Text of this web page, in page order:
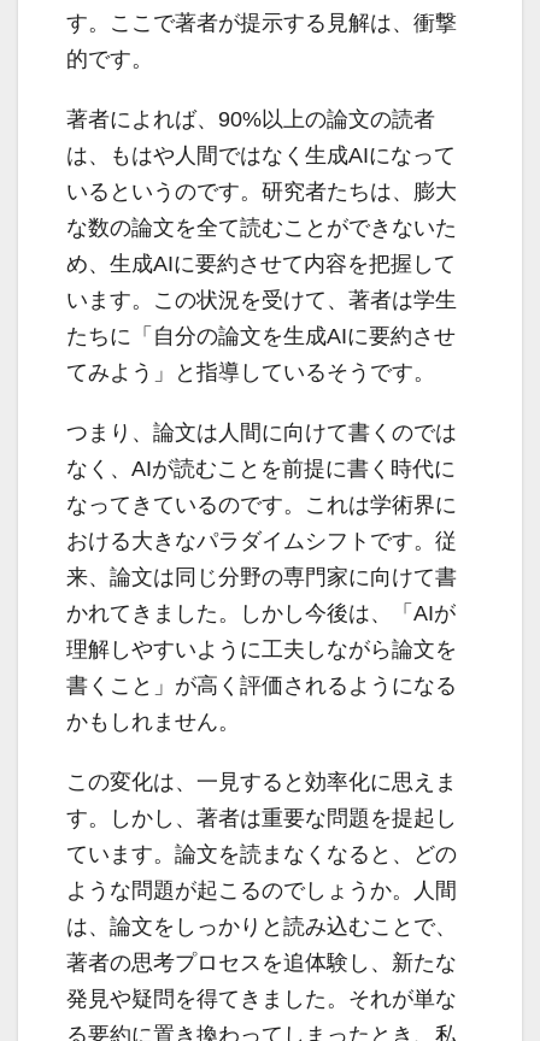
す。ここで著者が提示する見解は、衝撃
的です。
著者によれば、90%以上の論文の読者
は、もはや人間ではなく生成AIになって
いるというのです。研究者たちは、膨大
な数の論文を全て読むことができないた
め、生成AIに要約させて内容を把握して
います。この状況を受けて、著者は学生
たちに「自分の論文を生成AIに要約させ
てみよう」と指導しているそうです。
つまり、論文は人間に向けて書くのでは
なく、AIが読むことを前提に書く時代に
なってきているのです。これは学術界に
おける大きなパラダイムシフトです。従
来、論文は同じ分野の専門家に向けて書
かれてきました。しかし今後は、「AIが
理解しやすいように工夫しながら論文を
書くこと」が高く評価されるようになる
かもしれません。
この変化は、一見すると効率化に思えま
す。しかし、著者は重要な問題を提起し
ています。論文を読まなくなると、どの
ような問題が起こるのでしょうか。人間
は、論文をしっかりと読み込むことで、
著者の思考プロセスを追体験し、新たな
発見や疑問を得てきました。それが単な
る要約に置き換わってしまったとき、私